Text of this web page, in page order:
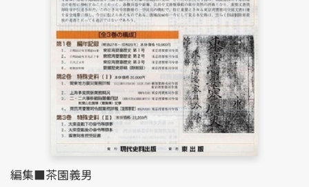
編集■茶園義男